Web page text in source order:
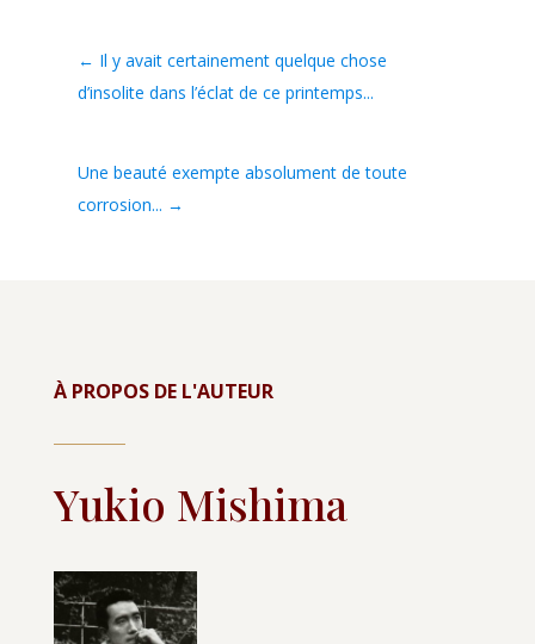
← Il y avait certainement quelque chose
d’insolite dans l’éclat de ce printemps...
Une beauté exempte absolument de toute
corrosion... →
À PROPOS DE L'AUTEUR
Yukio Mishima